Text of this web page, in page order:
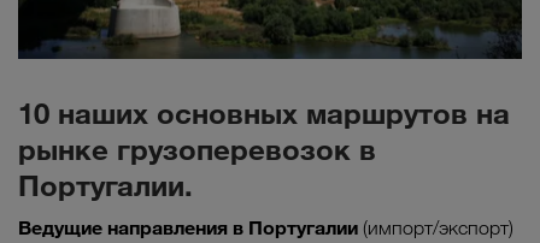
10 наших основных маршрутов на
рынке грузоперевозок в
Португалии.
Ведущие направления в Португалии (импорт/экспорт)